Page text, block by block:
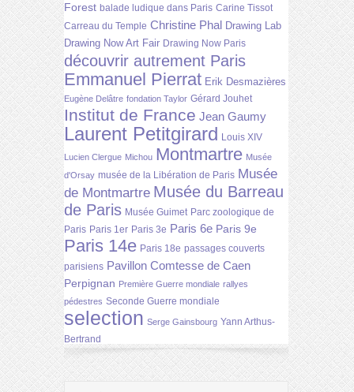
Forest balade ludique dans Paris Carine Tissot
Carreau du Temple Christine Phal Drawing Lab
Drawing Now Art Fair Drawing Now Paris
découvrir autrement Paris
Emmanuel Pierrat Erik Desmazières
Eugène Delâtre fondation Taylor Gérard Jouhet
Institut de France Jean Gaumy
Laurent Petitgirard Louis XIV
Lucien Clergue Michou Montmartre Musée
d'Orsay musée de la Libération de Paris Musée
de Montmartre Musée du Barreau
de Paris Musée Guimet Parc zoologique de
Paris Paris 1er Paris 3e Paris 6e Paris 9e
Paris 14e Paris 18e passages couverts
parisiens Pavillon Comtesse de Caen
Perpignan Première Guerre mondiale rallyes
pédestres Seconde Guerre mondiale
selection Serge Gainsbourg Yann Arthus-
Bertrand